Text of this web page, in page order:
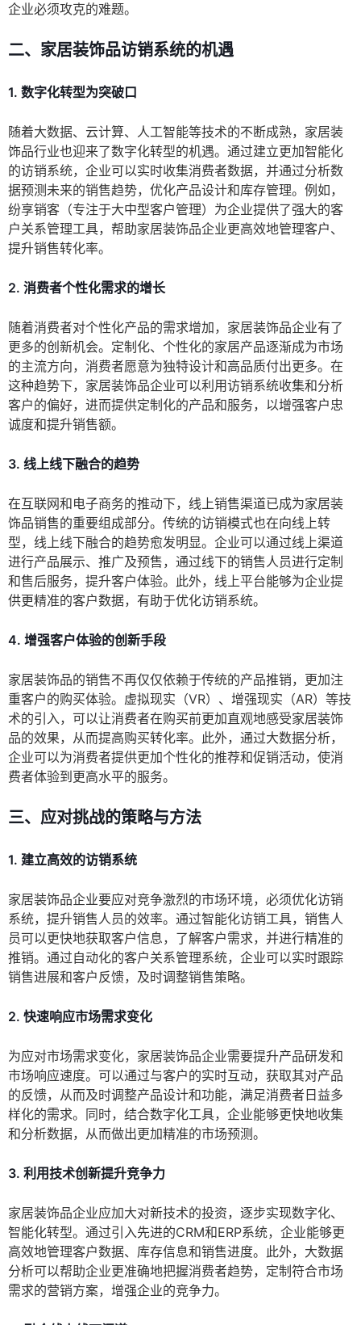
企业必须攻克的难题。
二、家居装饰品访销系统的机遇
1. 数字化转型为突破口
随着大数据、云计算、人工智能等技术的不断成熟，家居装
饰品行业也迎来了数字化转型的机遇。通过建立更加智能化
的访销系统，企业可以实时收集消费者数据，并通过分析数
据预测未来的销售趋势，优化产品设计和库存管理。例如，
纷享销客（专注于大中型客户管理）为企业提供了强大的客
户关系管理工具，帮助家居装饰品企业更高效地管理客户、
提升销售转化率。
2. 消费者个性化需求的增长
随着消费者对个性化产品的需求增加，家居装饰品企业有了
更多的创新机会。定制化、个性化的家居产品逐渐成为市场
的主流方向，消费者愿意为独特设计和高品质付出更多。在
这种趋势下，家居装饰品企业可以利用访销系统收集和分析
客户的偏好，进而提供定制化的产品和服务，以增强客户忠
诚度和提升销售额。
3. 线上线下融合的趋势
在互联网和电子商务的推动下，线上销售渠道已成为家居装
饰品销售的重要组成部分。传统的访销模式也在向线上转
型，线上线下融合的趋势愈发明显。企业可以通过线上渠道
进行产品展示、推广及预售，通过线下的销售人员进行定制
和售后服务，提升客户体验。此外，线上平台能够为企业提
供更精准的客户数据，有助于优化访销系统。
4. 增强客户体验的创新手段
家居装饰品的销售不再仅仅依赖于传统的产品推销，更加注
重客户的购买体验。虚拟现实（VR）、增强现实（AR）等技
术的引入，可以让消费者在购买前更加直观地感受家居装饰
品的效果，从而提高购买转化率。此外，通过大数据分析，
企业可以为消费者提供更加个性化的推荐和促销活动，使消
费者体验到更高水平的服务。
三、应对挑战的策略与方法
1. 建立高效的访销系统
家居装饰品企业要应对竞争激烈的市场环境，必须优化访销
系统，提升销售人员的效率。通过智能化访销工具，销售人
员可以更快地获取客户信息，了解客户需求，并进行精准的
推销。通过自动化的客户关系管理系统，企业可以实时跟踪
销售进展和客户反馈，及时调整销售策略。
2. 快速响应市场需求变化
为应对市场需求变化，家居装饰品企业需要提升产品研发和
市场响应速度。可以通过与客户的实时互动，获取其对产品
的反馈，从而及时调整产品设计和功能，满足消费者日益多
样化的需求。同时，结合数字化工具，企业能够更快地收集
和分析数据，从而做出更加精准的市场预测。
3. 利用技术创新提升竞争力
家居装饰品企业应加大对新技术的投资，逐步实现数字化、
智能化转型。通过引入先进的CRM和ERP系统，企业能够更
高效地管理客户数据、库存信息和销售进度。此外，大数据
分析可以帮助企业更准确地把握消费者趋势，定制符合市场
需求的营销方案，增强企业的竞争力。